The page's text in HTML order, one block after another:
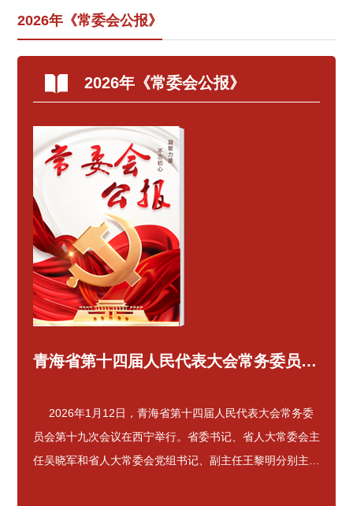
2026年《常委会公报》
2026年《常委会公报》
青海省第十四届人民代表大会常务委员会第十九次会议纪要
2026年1月12日，青海省第十四届人民代表大会常务委
员会第十九次会议在西宁举行。省委书记、省人大常委会主
任吴晓军和省人大常委会党组书记、副主任王黎明分别主持